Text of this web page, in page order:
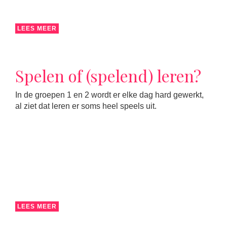
LEES MEER
Spelen of (spelend) leren?
In de groepen 1 en 2 wordt er elke dag hard gewerkt,
al ziet dat leren er soms heel speels uit.
LEES MEER